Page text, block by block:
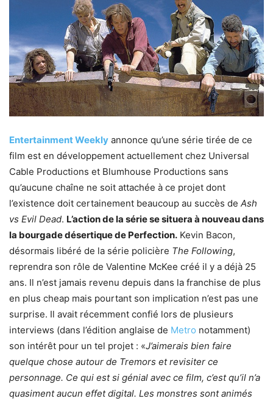
Entertainment Weekly annonce qu’une série tirée de ce
film est en développement actuellement chez Universal
Cable Productions et Blumhouse Productions sans
qu’aucune chaîne ne soit attachée à ce projet dont
l’existence doit certainement beaucoup au succès de Ash
vs Evil Dead. L’action de la série se situera à nouveau dans
la bourgade désertique de Perfection. Kevin Bacon,
désormais libéré de la série policière The Following,
reprendra son rôle de Valentine McKee créé il y a déjà 25
ans. Il n’est jamais revenu depuis dans la franchise de plus
en plus cheap mais pourtant son implication n’est pas une
surprise. Il avait récemment confié lors de plusieurs
interviews (dans l’édition anglaise de Metro notamment)
son intérêt pour un tel projet : «J’aimerais bien faire
quelque chose autour de Tremors et revisiter ce
personnage. Ce qui est si génial avec ce film, c’est qu’il n’a
quasiment aucun effet digital. Les monstres sont animés